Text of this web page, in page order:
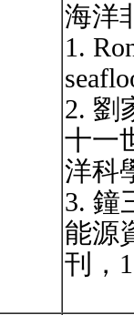
海洋
1.
2. 劉
十一
洋科
3. 鐘
能源
刊，